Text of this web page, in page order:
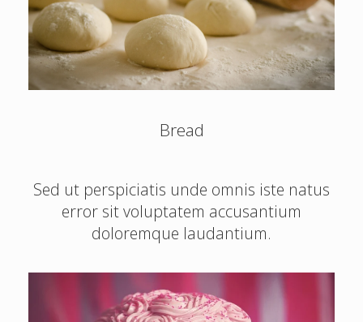
Bread
Sed ut perspiciatis unde omnis iste natus
error sit voluptatem accusantium
doloremque laudantium.